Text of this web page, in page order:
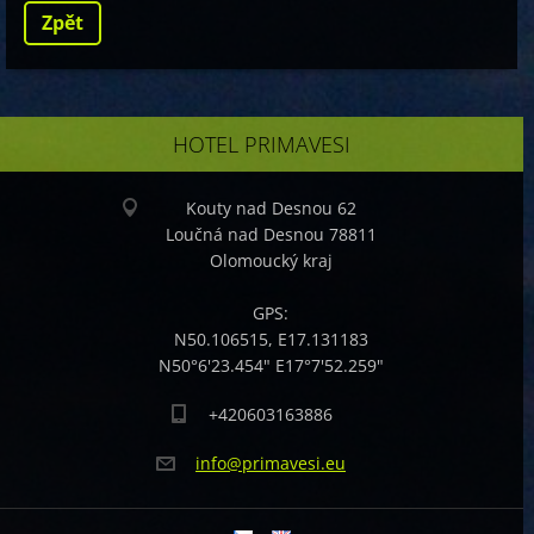
Zpět
HOTEL PRIMAVESI
Kouty nad Desnou 62
Loučná nad Desnou 78811
Olomoucký kraj
GPS:
N50.106515, E17.131183
N50°6'23.454" E17°7'52.259"
+420603163886
info@primavesi.eu